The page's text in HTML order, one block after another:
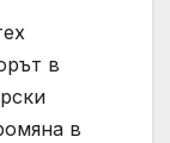
в
в